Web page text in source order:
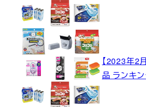
【2023年2
品 ランキ